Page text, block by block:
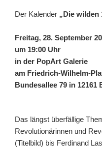
Der Kalender „Die wilden
Freitag, 28. September
um 19:00 Uhr
in der PopArt Galerie
am Friedrich-Wilhelm-
Bundesallee 79 in 12161
Das längst überfällige
Revolutionärinnen und
(Titelbild) bis Ferdinand